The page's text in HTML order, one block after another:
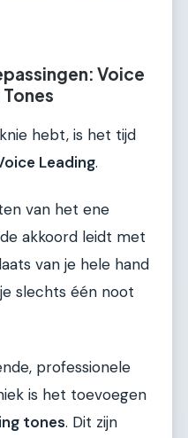
Voice
Tones
hebt, is het tijd
Leading.
van het ene
akkoord leidt met
van je hele hand
slechts één noot
professionele
is het toevoegen
tones. Dit zijn